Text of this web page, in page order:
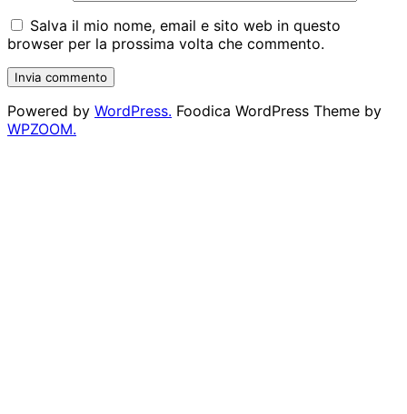
Salva il mio nome, email e sito web in questo
browser per la prossima volta che commento.
Powered by WordPress. Foodica WordPress Theme by
WPZOOM.